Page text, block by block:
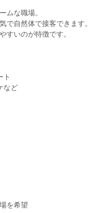
ムな職場。
で自然体で接客できます。
すいのが特徴です。
ト
など
を希望